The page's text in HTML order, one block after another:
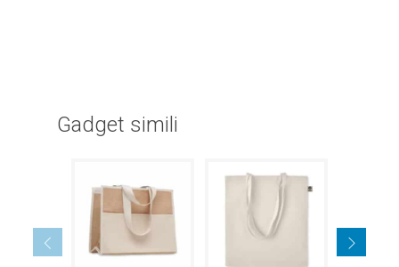
Gadget simili